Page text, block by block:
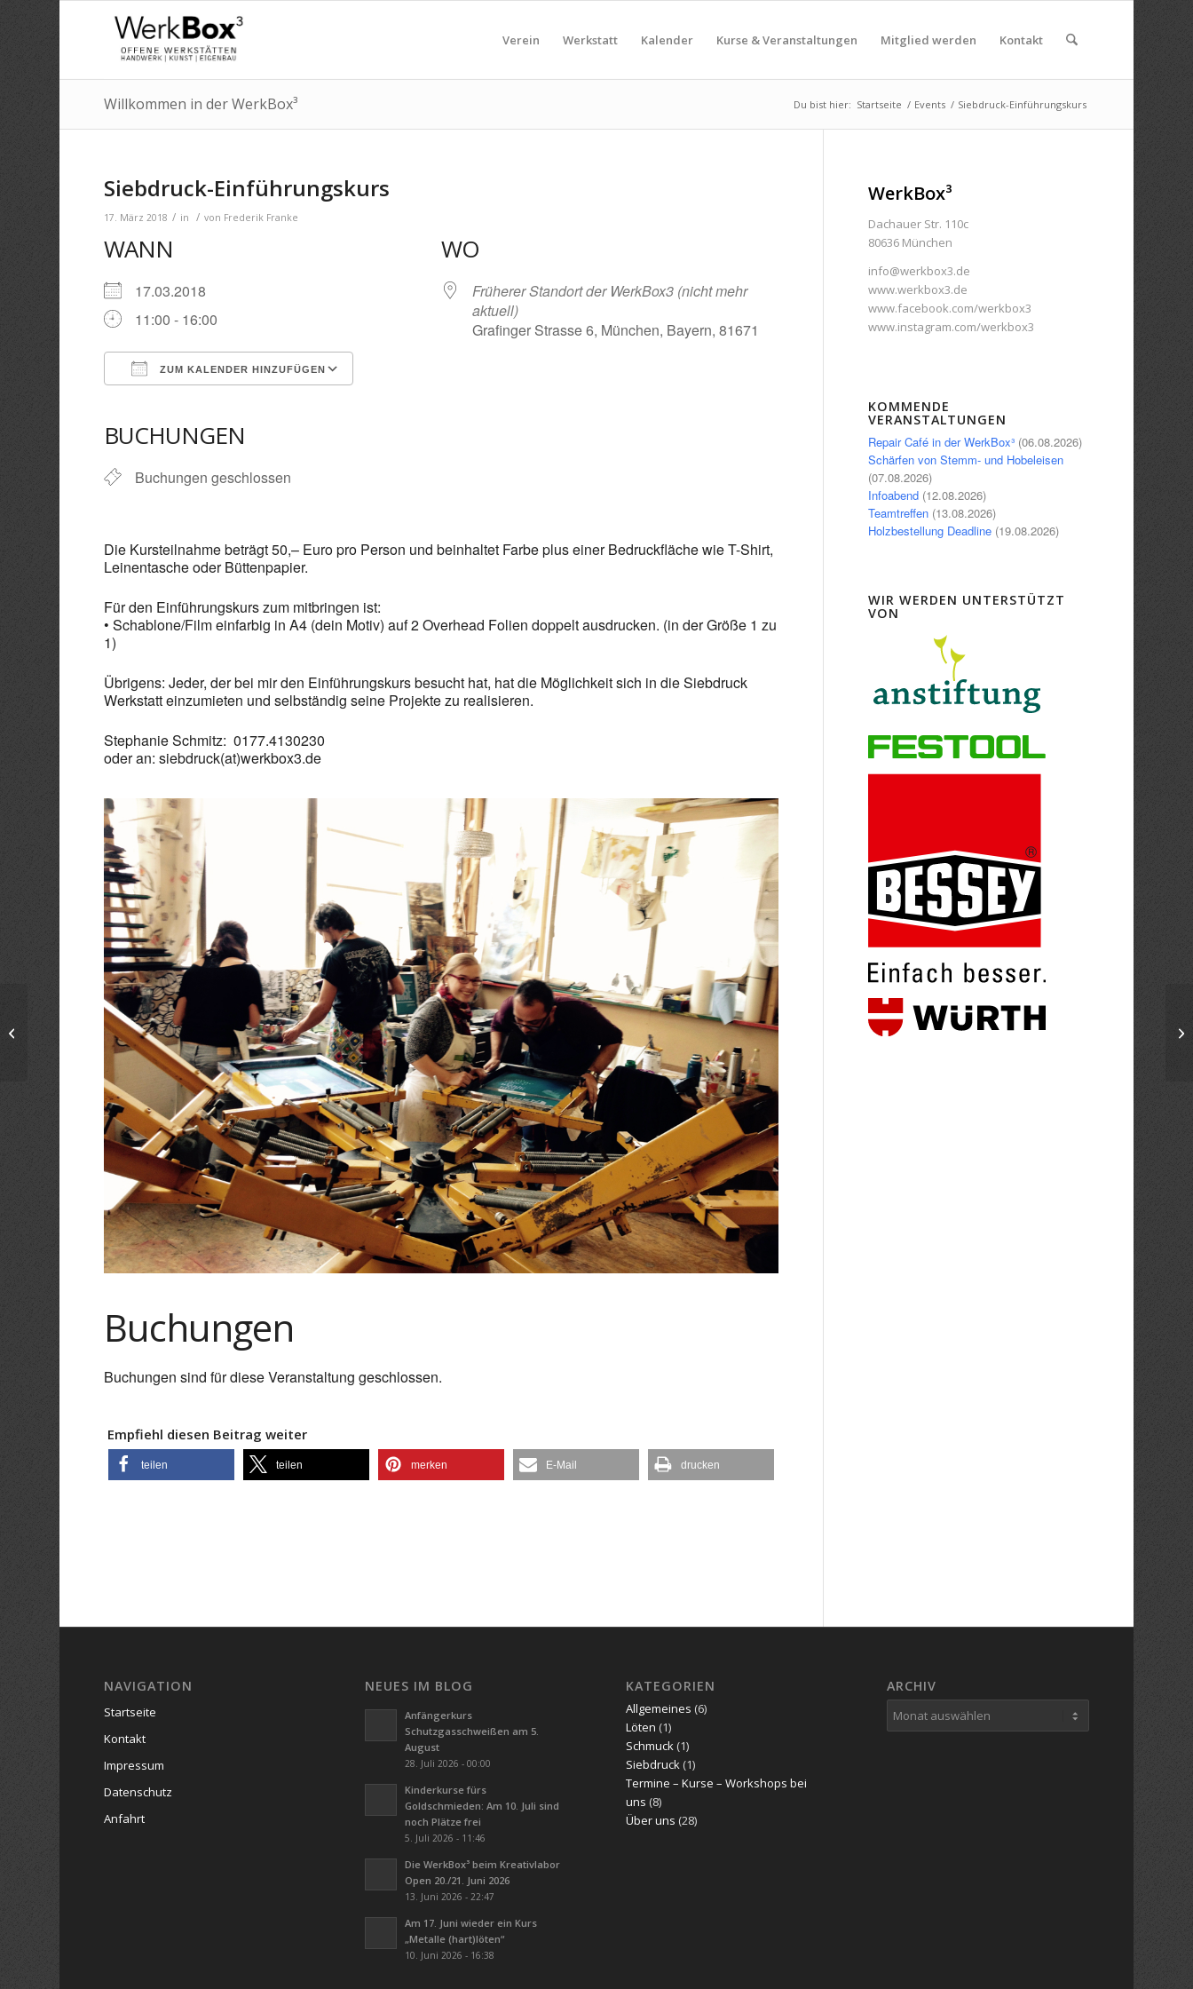
Verein Werkstatt Kalender Kurse & Veranstaltungen Mitglied werden Kontakt
Willkommen in der WerkBox³ Du bist hier: Startseite / Events / Siebdruck-Einführungskurs
Siebdruck-Einführungskurs
17. März 2018 / in / von Frederik Franke
WANN
17.03.2018
11:00 - 16:00
ZUM KALENDER HINZUFÜGEN
Office 365
BUCHUNGEN
Buchungen geschlossen
WO
Früherer Standort der WerkBox3 (nicht mehr
aktuell)
Grafinger Strasse 6, München, Bayern, 81671
Die Kursteilnahme beträgt 50,– Euro pro Person und beinhaltet Farbe plus einer Bedruckfläche wie T-Shirt,
Leinentasche oder Büttenpapier.
Für den Einführungskurs zum mitbringen ist:
• Schablone/Film einfarbig in A4 (dein Motiv) auf 2 Overhead Folien doppelt ausdrucken. (in der Größe 1 zu
1)
Übrigens: Jeder, der bei mir den Einführungskurs besucht hat, hat die Möglichkeit sich in die Siebdruck
Werkstatt einzumieten und selbständig seine Projekte zu realisieren.
Stephanie Schmitz: 0177.4130230
oder an: siebdruck(at)werkbox3.de
Buchungen
Buchungen sind für diese Veranstaltung geschlossen.
Empfiehl diesen Beitrag weiter
teilen teilen merken E-Mail drucken
WerkBox³
Dachauer Str. 110c
80636 München
info@werkbox3.de
www.werkbox3.de
www.facebook.com/werkbox3
www.instagram.com/werkbox3
KOMMENDE
VERANSTALTUNGEN
Repair Café in der WerkBox³ (06.08.2026)
Schärfen von Stemm- und Hobeleisen
(07.08.2026)
Infoabend (12.08.2026)
Teamtreffen (13.08.2026)
Holzbestellung Deadline (19.08.2026)
WIR WERDEN UNTERSTÜTZT
VON
NAVIGATION
Startseite
Kontakt
Impressum
Datenschutz
Anfahrt
NEUES IM BLOG
Anfängerkurs
Schutzgasschweißen am 5.
August
28. Juli 2026 - 00:00
Kinderkurse fürs
Goldschmieden: Am 10. Juli sind
noch Plätze frei
5. Juli 2026 - 11:46
Die WerkBox³ beim Kreativlabor
Open 20./21. Juni 2026
13. Juni 2026 - 22:47
Am 17. Juni wieder ein Kurs
„Metalle (hart)löten“
10. Juni 2026 - 16:38
KATEGORIEN
Allgemeines (6)
Löten (1)
Schmuck (1)
Siebdruck (1)
Termine – Kurse – Workshops bei
uns (8)
Über uns (28)
ARCHIV
Siebdruck-Einführungskurs